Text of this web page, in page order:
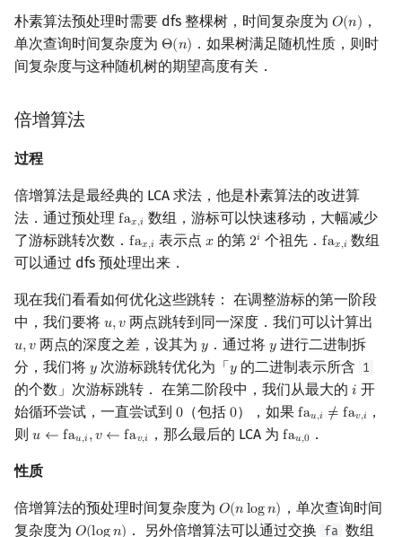
莫比乌斯反演
洲阁筛
Meissel–Lehmer 算法
连分数
Stern–Brocot 树与 Farey
二次域
Berlekamp–Massey 算法
手指树
习题
朴素算法预处理时需要 dfs 整棵树，时间复杂度为 𝑂(𝑛)
O(n) ，
单次查询时间复杂度为 Θ(𝑛)
Θ(n) ．如果树满足随机性质，则时
间复杂度与这种随机树的期望高度有关．
倍增算法
过程
倍增算法是最经典的 LCA 求法，他是朴素算法的改进算
法．通过预处理 fa𝑥,𝑖
fax,i 数组，游标可以快速移动，大幅减少
了游标跳转次数． fa𝑥,𝑖
fax,i 表示点 𝑥
x的第 2𝑖
2i 个祖先． fa𝑥,𝑖
fax,i 数组
可以通过 dfs 预处理出来．
现在我们看看如何优化这些跳转： 在调整游标的第一阶段
中，我们要将 𝑢,𝑣
u,v 两点跳转到同一深度．我们可以计算出
𝑢,𝑣
u,v 两点的深度之差，设其为 𝑦
y．通过将 𝑦
y进行二进制拆
分，我们将 𝑦
y次游标跳转优化为「𝑦
y的二进制表示所含 1
的个数」次游标跳转． 在第二阶段中，我们从最大的 𝑖
i 开
始循环尝试，一直尝试到 0
0 （包括 0
0），如果 fa𝑢,𝑖 ≠ fa𝑣,𝑖
fau,i ≠fav,i
，
则 𝑢 ← fa𝑢,𝑖,𝑣 ← fa𝑣,𝑖
u ←fau,i,v← fav ,i ，那么最后的 LCA 为 fa𝑢,0
fau,0 ．
性质
倍增算法的预处理时间复杂度为 𝑂(𝑛log𝑛)
O(nlogn)
，单次查询时间
复杂度为
． 另外倍增算法可以通过交换 fa 数组